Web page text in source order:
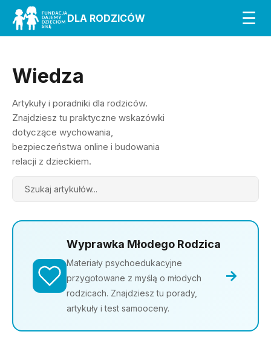
DLA RODZICÓW ☰
Wiedza
Artykuły i poradniki dla rodziców.
Znajdziesz tu praktyczne wskazówki
dotyczące wychowania,
bezpieczeństwa online i budowania
relacji z dzieckiem.
Search
Wyprawka Młodego Rodzica
Materiały psychoedukacyjne
przygotowane z myślą o młodych
rodzicach. Znajdziesz tu porady,
artykuły i test samooceny.
→